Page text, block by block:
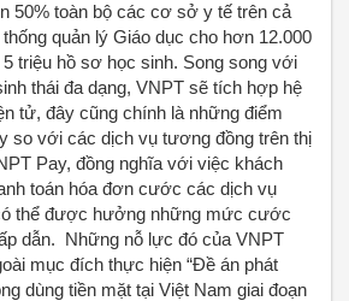
50% toàn bộ các cơ sở y tế trên cả
quản lý Giáo dục cho hơn 12.000
triệu hồ sơ học sinh. Song song với
thái đa dạng, VNPT sẽ tích hợp hệ
tử, đây cũng chính là những điểm
so với các dịch vụ tương đồng trên thị
Pay, đồng nghĩa với việc khách
toán hóa đơn cước các dịch vụ
thể được hưởng những mức cước
dẫn. Những nỗ lực đó của VNPT
mục đích thực hiện “Đề án phát
dùng tiền mặt tại Việt Nam giai đoạn